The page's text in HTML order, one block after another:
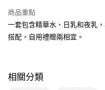
BoC Pay
送貨方式
商品重點
一套包含精華水、日乳和夜乳
搭配，自用禮贈兩相宜。
相關分類